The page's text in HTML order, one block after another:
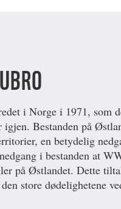
i Norge i 1971, som
igjen. Bestanden på
en betydelig
i bestanden at
på Østlandet. Dette
store dødelighetene